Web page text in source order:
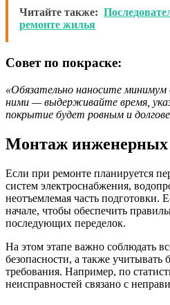
Читайте также:
ремонте жилья
Совет по покраске:
«Обязательно наносите минимум
ними — выдерживайте время,
покрытие будет ровным и
Монтаж инженерных
Если при ремонте планируется
систем электроснабжения,
неотъемлемая часть подготовки.
начале, чтобы обеспечить
последующих переделок.
На этом этапе важно соблюдать
безопасности, а также учитывать
требования. Например, по
неисправностей связано с